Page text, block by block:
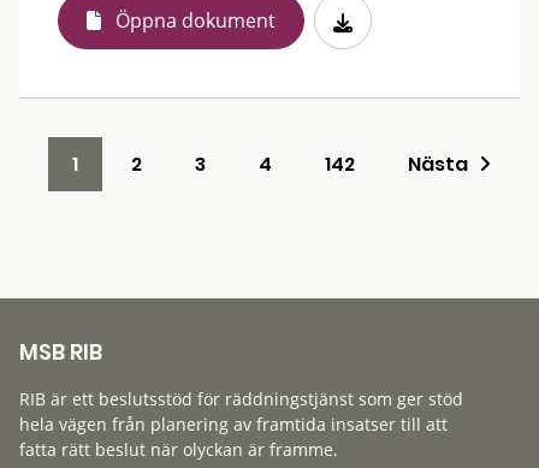
Öppna dokument
1 2 3 4 142 Nästa
MSB RIB
RIB är ett beslutsstöd för räddningstjänst som ger stöd
hela vägen från planering av framtida insatser till att
fatta rätt beslut när olyckan är framme.